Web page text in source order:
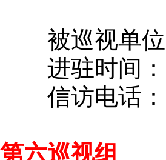
被巡视单位
进驻时间：
信访电话：
第六巡视组